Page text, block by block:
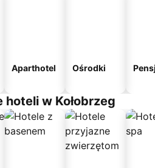
Aparthotel Ośrodki
w Kołobrzeg